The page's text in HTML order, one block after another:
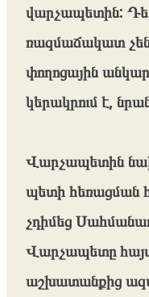
վարչապետին:
ռազմաճակատ չեն
փողոցային
կերակրում է,
Վարչապետին
պետի հեռացման
չդիմեց
Վարչապետը
աշխատանքից